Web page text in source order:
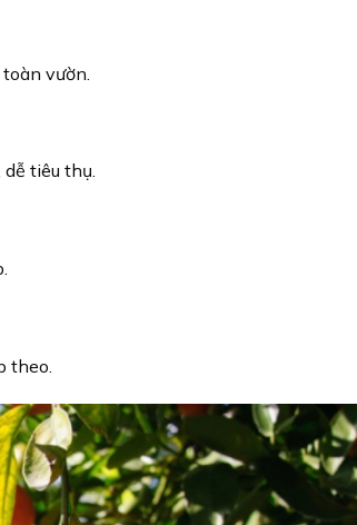
vườn.
tiêu thụ.
theo.